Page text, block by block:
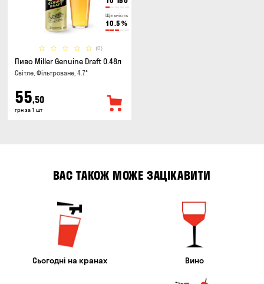
Щільність
10.5 %
(0)
Пиво Miller Genuine Draft 0.48л
Світле, Фільтроване, 4.7°
55,50
грн за 1 шт
ВАС ТАКОЖ МОЖЕ ЗАЦІКАВИТИ
Сьогодні на кранах Вино